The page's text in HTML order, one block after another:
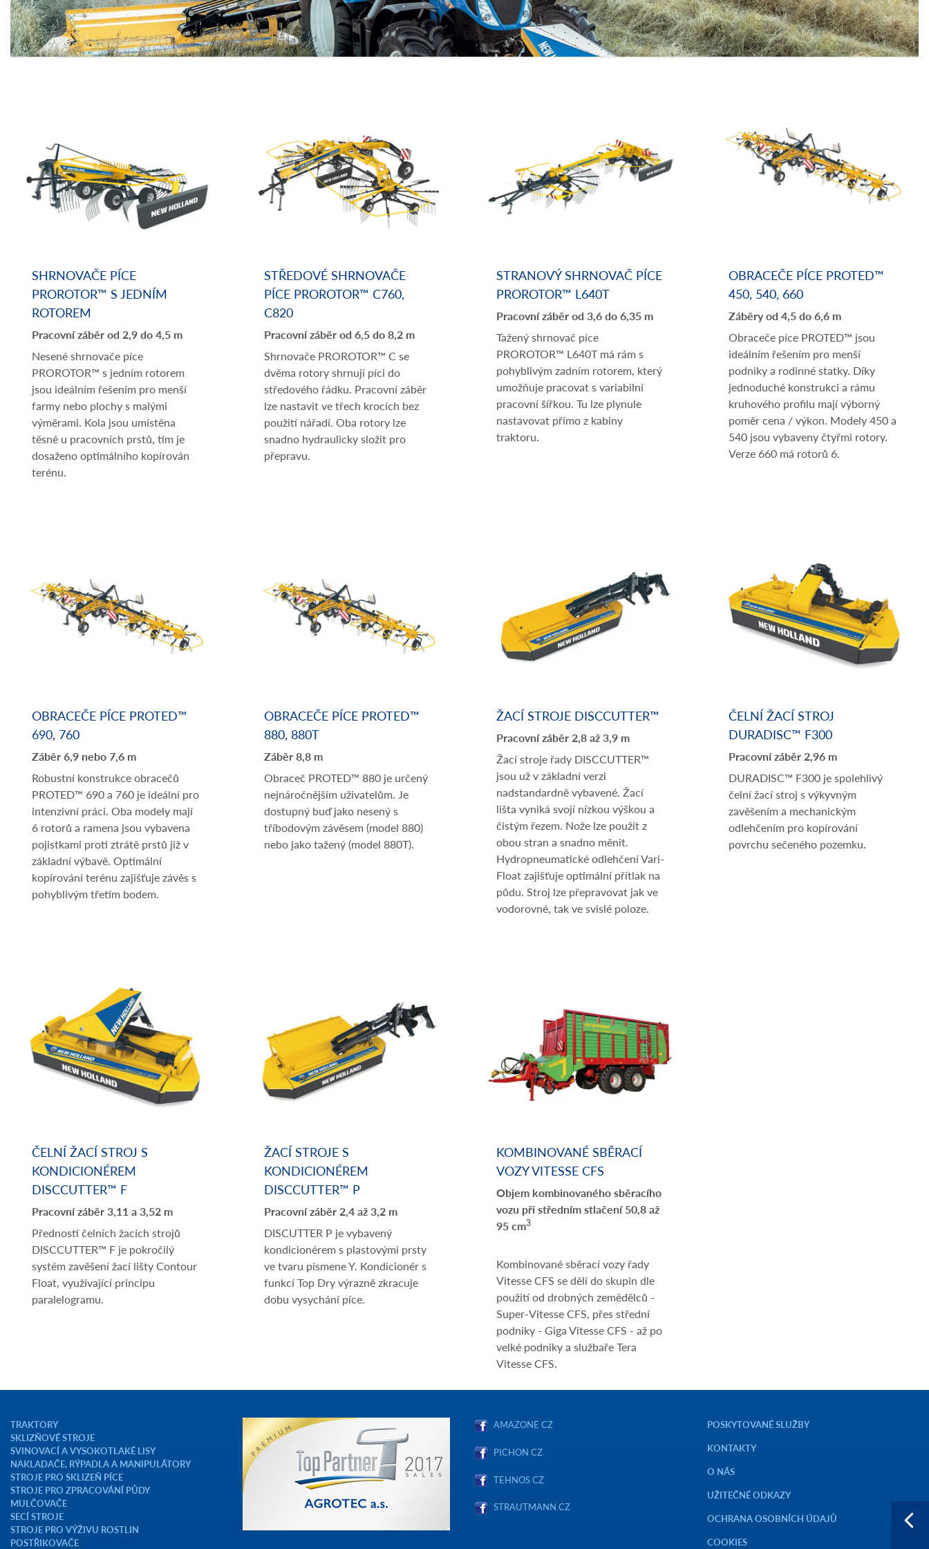
SHRNOVAČE PÍCE
PROROTOR™ S JEDNÍM
ROTOREM
Pracovní záběr od 2,9 do 4,5 m
Nesené shrnovače píce
PROROTOR™ s jedním rotorem
jsou ideálním řešením pro menší
farmy nebo plochy s malými
výměrami. Kola jsou umístěna
těsně u pracovních prstů, tím je
dosaženo optimálního kopírován
terénu.
STŘEDOVÉ SHRNOVAČE
PÍCE PROROTOR™ C760,
C820
Pracovní záběr od 6,5 do 8,2 m
Shrnovače PROROTOR™ C se
dvěma rotory shrnují píci do
středového řádku. Pracovní záběr
lze nastavit ve třech krocích bez
použití nářadí. Oba rotory lze
snadno hydraulicky složit pro
přepravu.
STRANOVÝ SHRNOVAČ PÍCE
PROROTOR™ L640T
Pracovní záběr od 3,6 do 6,35 m
Tažený shrnovač píce
PROROTOR™ L640T má rám s
pohyblivým zadním rotorem, který
umožňuje pracovat s variabilní
pracovní šířkou. Tu lze plynule
nastavovat přímo z kabiny
traktoru.
OBRACEČE PÍCE PROTED™
450, 540, 660
Záběry od 4,5 do 6,6 m
Obraceče píce PROTED™ jsou
ideálním řešením pro menší
podniky a rodinné statky. Díky
jednoduché konstrukci a rámu
kruhového profilu mají výborný
poměr cena / výkon. Modely 450 a
540 jsou vybaveny čtyřmi rotory.
Verze 660 má rotorů 6.
OBRACEČE PÍCE PROTED™
690, 760
Záběr 6,9 nebo 7,6 m
Robustní konstrukce obracečů
PROTED™ 690 a 760 je ideální pro
intenzivní práci. Oba modely mají
6 rotorů a ramena jsou vybavena
pojistkami proti ztrátě prstů již v
základní výbavě. Optimální
kopírování terénu zajišťuje závěs s
pohyblivým třetím bodem.
OBRACEČE PÍCE PROTED™
880, 880T
Záběr 8,8 m
Obraceč PROTED™ 880 je určený
nejnáročnějším uživatelům. Je
dostupný buď jako nesený s
tříbodovým závěsem (model 880)
nebo jako tažený (model 880T).
ŽACÍ STROJE DISCCUTTER™
Pracovní záběr 2,8 až 3,9 m
Žací stroje řady DISCCUTTER™
jsou už v základní verzi
nadstandardně vybavené. Žací
lišta vyniká svojí nízkou výškou a
čistým řezem. Nože lze použít z
obou stran a snadno měnit.
Hydropneumatické odlehčení Vari-
Float zajišťuje optimální přítlak na
půdu. Stroj lze přepravovat jak ve
vodorovné, tak ve svislé poloze.
ČELNÍ ŽACÍ STROJ
DURADISC™ F300
Pracovní záběr 2,96 m
DURADISC™ F300 je spolehlivý
čelní žací stroj s výkyvným
zavěšením a mechanickým
odlehčením pro kopírování
povrchu sečeného pozemku.
ČELNÍ ŽACÍ STROJ S
KONDICIONÉREM
DISCCUTTER™ F
Pracovní záběr 3,11 a 3,52 m
Předností čelních žacích strojů
DISCCUTTER™ F je pokročilý
systém zavěšení žací lišty Contour
Float, využívající principu
paralelogramu.
ŽACÍ STROJE S
KONDICIONÉREM
DISCCUTTER™ P
Pracovní záběr 2,4 až 3,2 m
DISCUTTER P je vybavený
kondicionérem s plastovými prsty
ve tvaru písmene Y. Kondicionér s
funkcí Top Dry výrazně zkracuje
dobu vysychání píce.
KOMBINOVANÉ SBĚRACÍ
VOZY VITESSE CFS
Objem kombinovaného sběracího
vozu při středním stlačení 50,8 až
95 cm3
Kombinované sběrací vozy řady
Vitesse CFS se dělí do skupin dle
použití od drobných zemědělců -
Super-Vitesse CFS, přes střední
podniky - Giga Vitesse CFS - až po
velké podniky a službaře Tera
Vitesse CFS.
TRAKTORY
SKLIZŇOVÉ STROJE
SVINOVACÍ A VYSOKOTLAKÉ LISY
NAKLADAČE, RÝPADLA A MANIPULÁTORY
STROJE PRO SKLIZEŇ PÍCE
STROJE PRO ZPRACOVÁNÍ PŮDY
MULČOVAČE
SECÍ STROJE
STROJE PRO VÝŽIVU ROSTLIN
POSTŘIKOVAČE
AMAZONE CZ
PICHON CZ
TEHNOS CZ
STRAUTMANN.CZ
POSKYTOVANÉ SLUŽBY
KONTAKTY
O NÁS
UŽITEČNÉ ODKAZY
OCHRANA OSOBNÍCH ÚDAJŮ
COOKIES